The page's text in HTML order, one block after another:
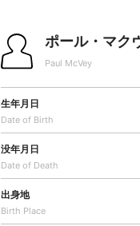
ポール・マク
Paul McVey
生年月日
Date of Birth
没年月日
Date of Death
出身地
Birth Place